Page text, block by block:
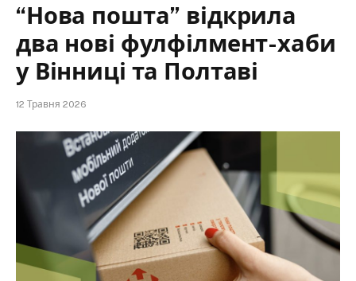
“Нова пошта” відкрила
два нові фулфілмент-хаби
у Вінниці та Полтаві
12 Травня 2026